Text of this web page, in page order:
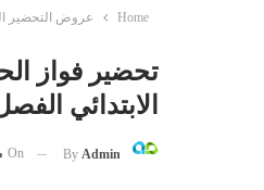
Home عروض التحضير
تحضير فواز
الابتدائي الفصل
By Admin
On